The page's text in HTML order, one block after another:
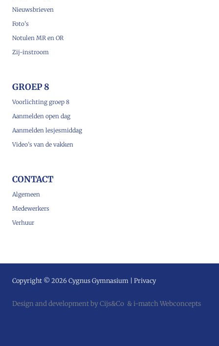
Nieuwsbrieven
Foto’s
Notulen MR en OR
Zij-instroom
GROEP 8
Voorlichting groep 8
Aanmelden open dag
Aanmelden lesjesmiddag
Video’s van de vakken
CONTACT
Algemeen
Medewerkers
Verhuur
Copyright © 2026 Cygnus Gymnasium | Privacy
Design and development by Cijs&Co &i-match Webconcepts